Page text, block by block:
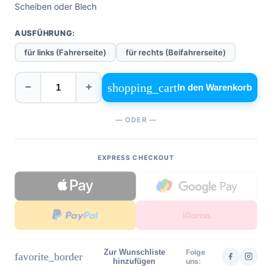
Scheiben oder Blech
AUSFÜHRUNG:
für links (Fahrerseite) für rechts (Beifahrerseite)
− + shopping_cartIn den Warenkorb
— ODER —
EXPRESS CHECKOUT
favorite_border
Zur Wunschliste
hinzufügen
Folge
uns: